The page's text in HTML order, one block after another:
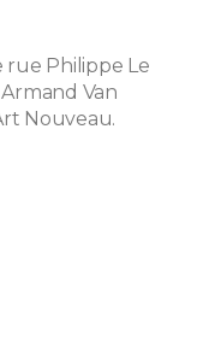
rue Philippe Le
Van
Nouveau.